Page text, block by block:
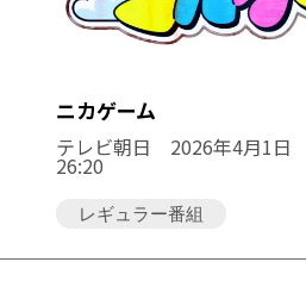
ニカゲーム
テレビ朝日 2026年4月1
26:20
レギュラー番組